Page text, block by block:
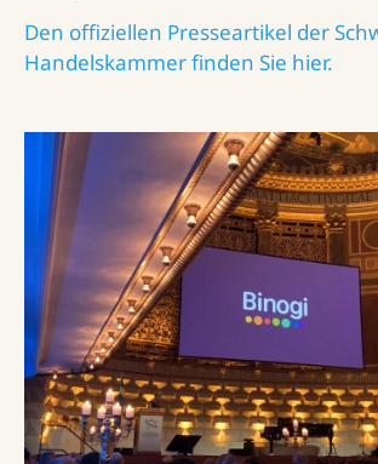
Den offiziellen Presseartikel der
Handelskammer finden Sie hier.